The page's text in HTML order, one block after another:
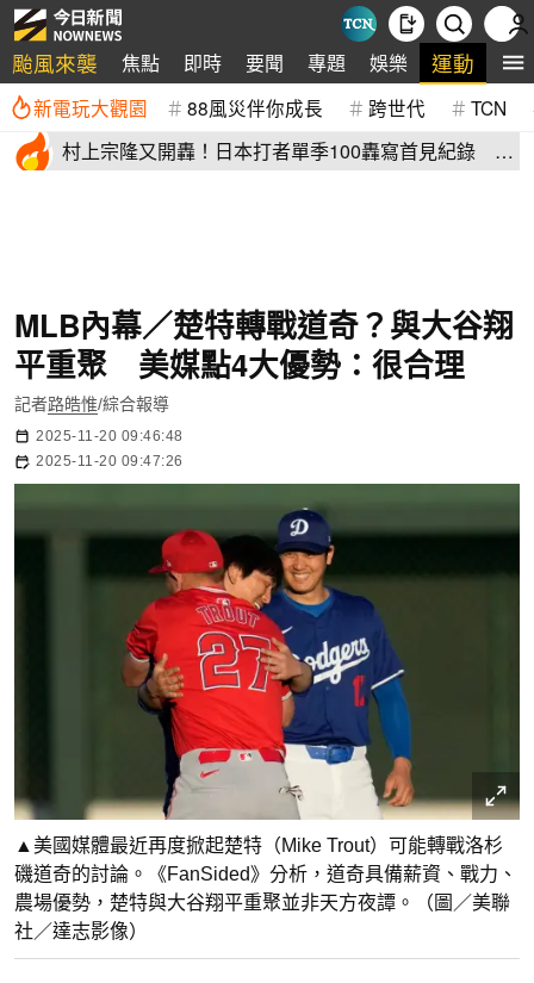
颱風來襲 焦點 即時 要聞 專題 娛樂 運動 全
新電玩大觀園 88風災伴你成長 跨世代 TCN
村上宗隆又開轟！日本打者單季100轟寫首見紀錄 這
MLB內幕／楚特轉戰道奇？與大谷翔
平重聚 美媒點4大優勢：很合理
記者路皓惟/綜合報導
2025-11-20 09:46:48
2025-11-20 09:47:26
▲美國媒體最近再度掀起楚特（Mike Trout）可能轉戰洛杉
磯道奇的討論。《FanSided》分析，道奇具備薪資、戰力、
農場優勢，楚特與大谷翔平重聚並非天方夜譚。（圖／美聯
社／達志影像）